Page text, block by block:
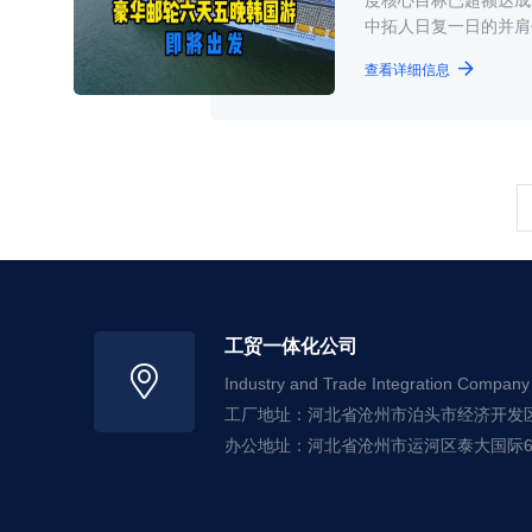
中拓人日复一日的并肩
查看详细信息
工贸一体化公司
Industry and Trade Integration Company
工厂地址：河北省沧州市泊头市经济开发
办公地址：河北省沧州市运河区泰大国际